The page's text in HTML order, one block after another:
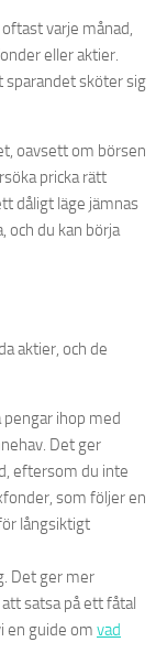
varje månad,
eller aktier.
sparandet sköter sig
oavsett om börsen
pricka rätt
dåligt läge jämnas
och du kan börja
aktier, och de
pengar ihop med
Det ger
eftersom du inte
som följer en
långsiktigt
Det ger mer
satsa på ett fåtal
en guide om vad